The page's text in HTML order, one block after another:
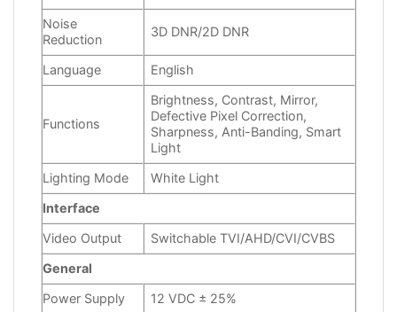
Noise
Reduction
3D DNR/2D DNR
Language English
Functions
Brightness, Contrast, Mirror,
Defective Pixel Correction,
Sharpness, Anti-Banding, Smart
Light
Lighting Mode
White Light
Interface
Video Output
Switchable TVI/AHD/CVI/CVBS
General
Power Supply
12 VDC ± 25%